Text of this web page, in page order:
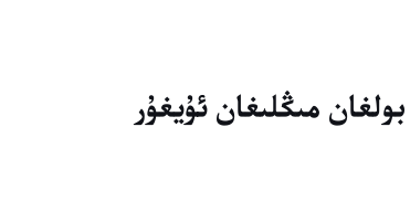
مىڭلىغان ئۇيغۇر